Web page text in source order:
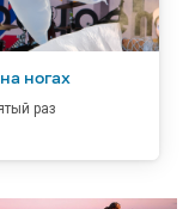
ногах
раз